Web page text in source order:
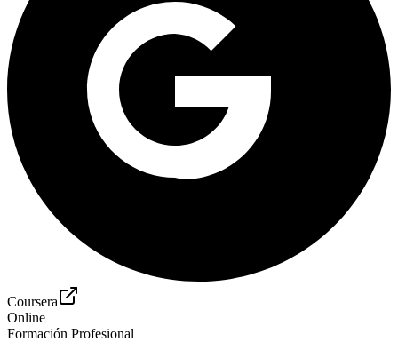
Coursera
Online
Formación Profesional